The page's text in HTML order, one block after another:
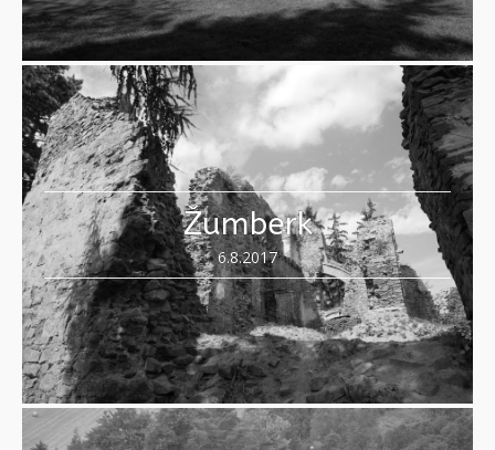
Žumberk
6.8.2017